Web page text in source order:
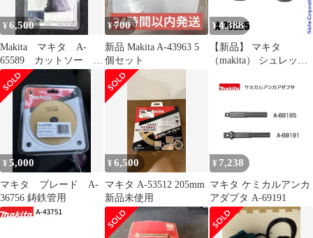
¥6,500
Makita マキタ A-
65589 カットソー
TMA061HM
¥700
新品 Makita A-43963 5
個セット
¥4,388
【新品】 マキタ
（makita） シュレッダ
品 A-75225 草刈機 刈払
¥5,000
マキタ ブレード A-
36756 鋳鉄管用
¥6,500
マキタ A-53512 205mm
新品未使用
¥ 7,238
マキタ ケミカルアンカ
アダプタ A-69191